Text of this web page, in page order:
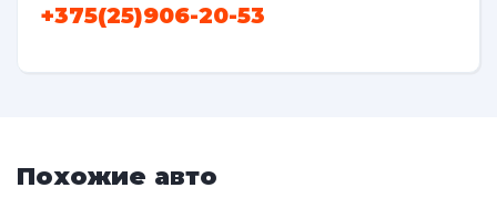
+375(25)906-20-53
Похожие авто